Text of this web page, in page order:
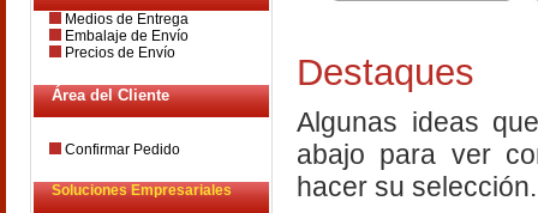
Medios de Entrega
Embalaje de Envío
Precios de Envío
Área del Cliente
Confirmar Pedido
Soluciones Empresariales
Destaques
Algunas ideas
abajo para ver
hacer su selección.